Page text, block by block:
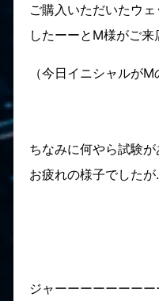
ご購入いただいたウ
したーーとM様がご来
（今日イニシャルがM
ちなみに何やら試験
お疲れの様子でした
ジャーーーーーーーー